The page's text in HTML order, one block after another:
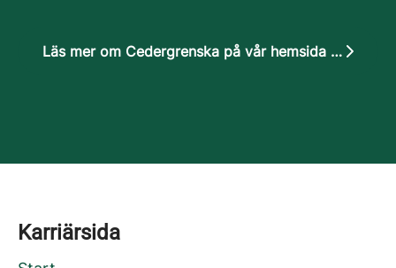
Läs mer om Cedergrenska på vår hemsida cedergrenska.se
Karriärsida